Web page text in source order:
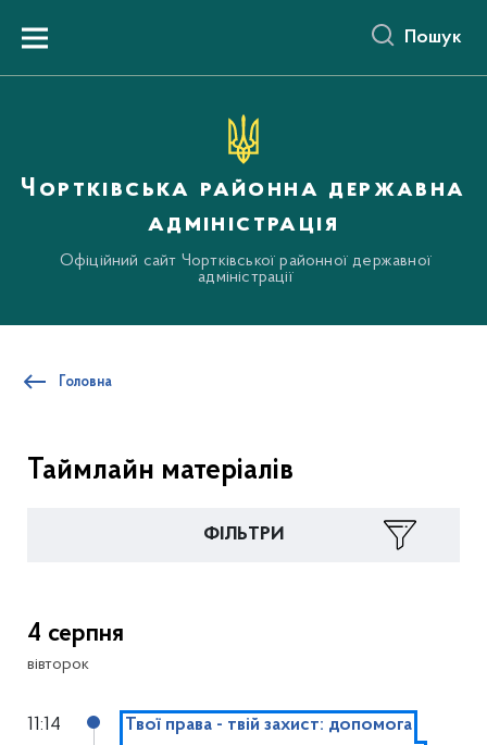
вмістуMenu Пошук
Чортківська районна державна
адміністрація
Офіційний сайт Чортківської районної державної
адміністрації
Головна
Таймлайн матеріалів
ФІЛЬТРИ
4 серпня
вівторок
11:14
Твої права - твій захист: допомога